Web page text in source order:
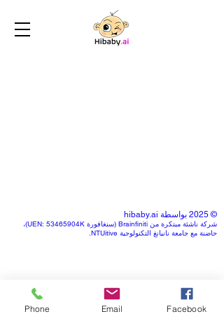
© 2025 بواسطة hibaby.ai
شركة ناشئة مبتكرة من Brainfiniti (سنغافورة UEN: 53465904K)،
حاضنة مع جامعة نانيانغ التكنولوجية NTUitive.
Phone Email Facebook